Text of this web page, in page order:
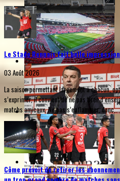
Le Stade Rennais fait belle
03 Août 2026
La saison permettant largement à chacun,
s’exprimer, il convient de ne pas tirer
matchs amicaux. Ne pas s’enflammer, donc,...
Côme prévoit de retirer les